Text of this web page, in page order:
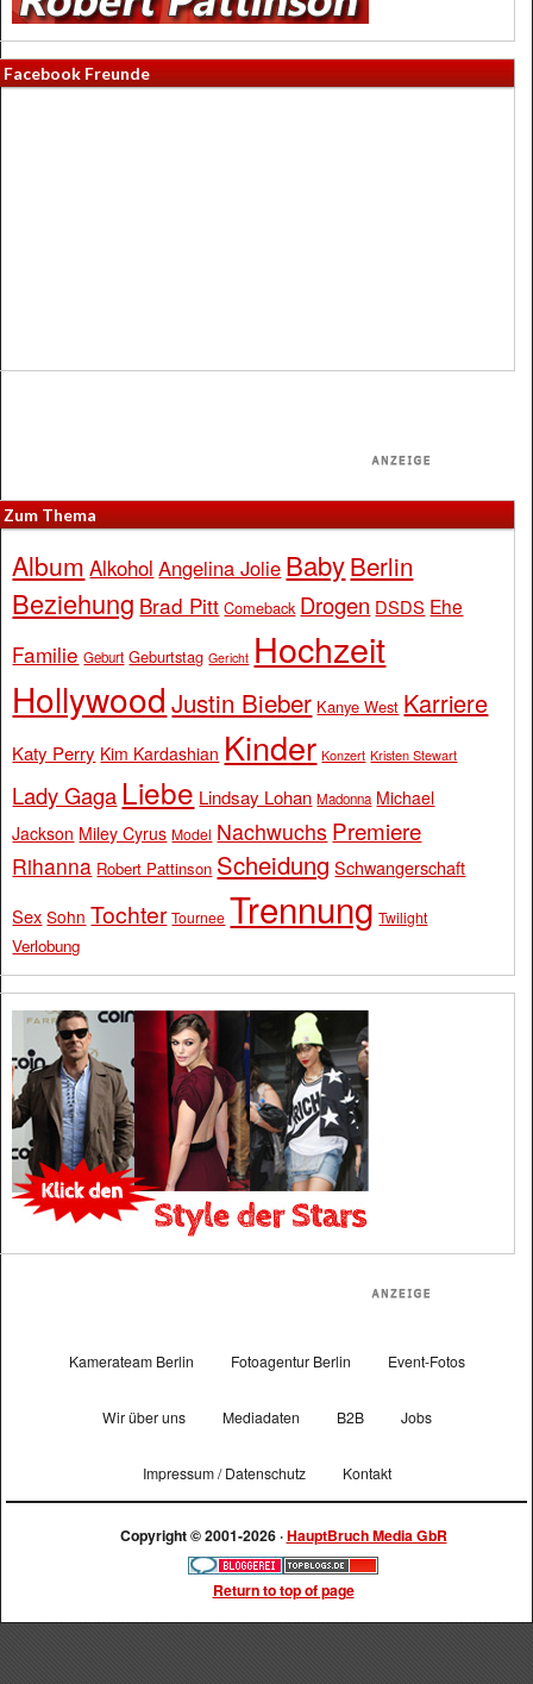
Facebook Freunde
Zum Thema
Album Alkohol Angelina Jolie BabyBerlin
Beziehung Brad Pitt Comeback Drogen DSDS Ehe
Familie Geburt Geburtstag Gericht Hochzeit
Hollywood Justin Bieber Kanye West Karriere
Katy Perry Kim Kardashian Kinder Konzert Kristen Stewart
Lady Gaga Liebe Lindsay Lohan Madonna Michael
Jackson Miley Cyrus Model Nachwuchs Premiere
Rihanna Robert Pattinson Scheidung Schwangerschaft
Sex Sohn Tochter Tournee Trennung Twilight
Verlobung
Kamerateam Berlin Fotoagentur Berlin Event-Fotos
Wir über uns Mediadaten B2B Jobs
Impressum / Datenschutz Kontakt
Copyright © 2001-2026 ·HauptBruch Media GbR
Return to top of page